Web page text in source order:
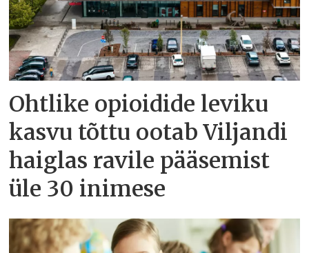
Ohtlike opioidide leviku
kasvu tõttu ootab Viljandi
haiglas ravile pääsemist
üle 30 inimese